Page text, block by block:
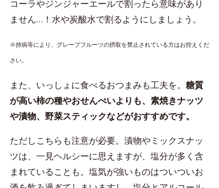
コーラやジンジャーエールで割ったら意味があり
ません…！水や炭酸水で割るようにしましょう。
※持病等により、グレープフルーツの摂取を禁止されている方はお控えくだ
さい。
また、いっしょに食べるおつまみも工夫を。 糖質
が高い柿の種やおせんべいよりも、素焼きナッツ
や漬物、野菜スティックなどがおすすめです。
ただしこちらも注意が必要。漬物やミックスナッ
ツは、一見ヘルシーに思えますが、塩分が多く含
まれていることも。塩気が強いものはついついお